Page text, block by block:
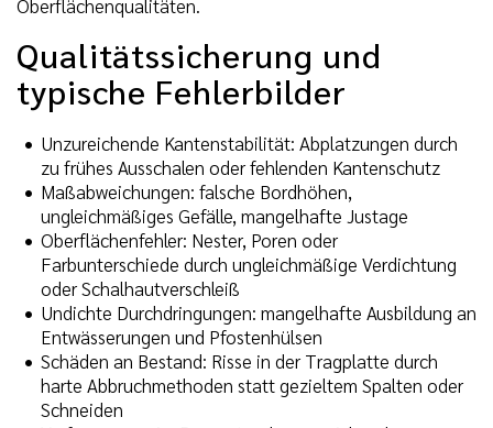
Oberflächenqualitäten.
Qualitätssicherung und
typische Fehlerbilder
Unzureichende Kantenstabilität: Abplatzungen durch
zu frühes Ausschalen oder fehlenden Kantenschutz
Maßabweichungen: falsche Bordhöhen,
ungleichmäßiges Gefälle, mangelhafte Justage
Oberflächenfehler: Nester, Poren oder
Farbunterschiede durch ungleichmäßige Verdichtung
oder Schalhautverschleiß
Undichte Durchdringungen: mangelhafte Ausbildung an
Entwässerungen und Pfostenhülsen
Schäden an Bestand: Risse in der Tragplatte durch
harte Abbruchmethoden statt gezieltem Spalten oder
Schneiden